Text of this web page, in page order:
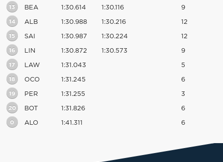
13 BEA 1:30.614 1:30.116 9
14 ALB 1:30.988 1:30.216 12
15 SAI 1:30.987 1:30.224 12
16 LIN 1:30.872 1:30.573 9
17 LAW 1:31.043 5
18 OCO 1:31.245 6
19 PER 1:31.255 3
20 BOT 1:31.826 6
0 ALO 1:41.311 6